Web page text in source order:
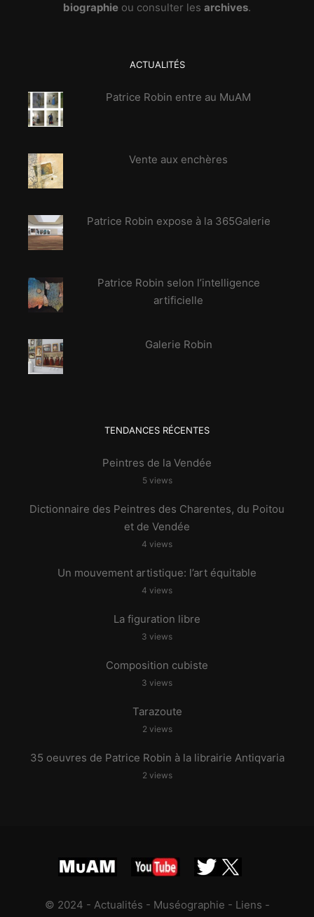
biographie ou consulter les archives.
ACTUALITÉS
Patrice Robin entre au MuAM
Vente aux enchères
Patrice Robin expose à la 365Galerie
Patrice Robin selon l’intelligence
artificielle
Galerie Robin
TENDANCES RÉCENTES
Peintres de la Vendée
5 views
Dictionnaire des Peintres des Charentes, du Poitou
et de Vendée
4 views
Un mouvement artistique: l’art équitable
4 views
La figuration libre
3 views
Composition cubiste
3 views
Tarazoute
2 views
35 oeuvres de Patrice Robin à la librairie Antiqvaria
2 views
© 2024 - Actualités - Muséographie - Liens -